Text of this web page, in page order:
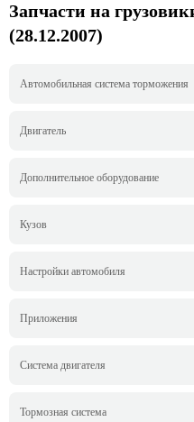
Запчасти на
(28.12.2007)
Автомобильная система торможения
Двигатель
Дополнительное оборудование
Кузов
Настройки автомобиля
Приложения
Система двигателя
Тормозная система